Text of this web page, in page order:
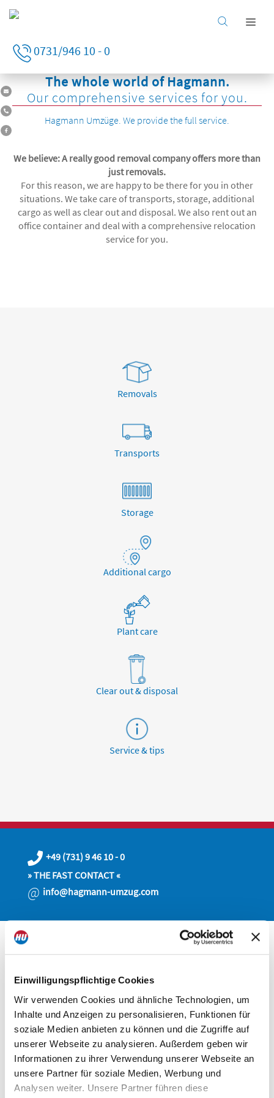
Einwilligungspflichtige Cookies
Wir verwenden Cookies und ähnliche Technologien, um
Inhalte und Anzeigen zu personalisieren, Funktionen für
soziale Medien anbieten zu können und die Zugriffe auf
unserer Webseite zu analysieren. Außerdem geben wir
Informationen zu ihrer Verwendung unserer Webseite an
unsere Partner für soziale Medien, Werbung und
Analysen weiter. Unsere Partner führen diese
0731/946 10 - 0
Home
Private clients
Services
The whole world of Hagmann.
Our comprehensive services for you.
Hagmann Umzüge. We provide the full service.
We believe: A really good removal company offers more than
just removals.
For this reason, we are happy to be there for you in other
situations. We take care of transports, storage, additional
cargo as well as clear out and disposal. We also rent out an
office container and deal with a comprehensive relocation
service for you.
Removals
Transports
Storage
Additional cargo
Plant care
Clear out & disposal
Service & tips
+49 (731) 9 46 10 - 0
» THE FAST CONTACT «
@ info@hagmann-umzug.com
Our services and advice - retrievable at any time:
We have compiled the most important information and